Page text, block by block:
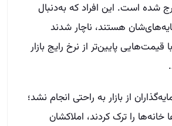
شده است. این افراد که به‌دنبال
هستند، ناچار شدند
قیمت‌هایی پایین‌تر از نرخ رایج بازار
از بازار به راحتی انجام نشد؛
خانه‌ها را ترک کردند، املاکشان